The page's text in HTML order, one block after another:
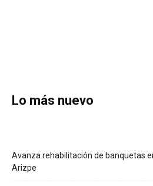
Lo más nuevo
Avanza rehabilitación de banquetas
Arizpe